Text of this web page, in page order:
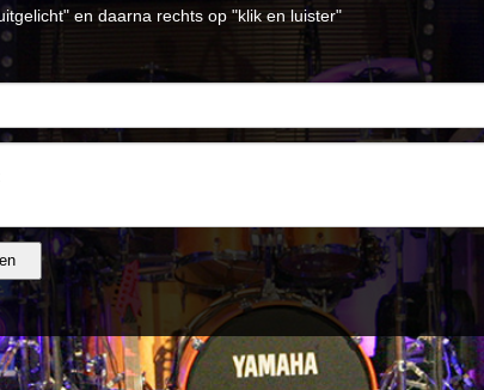
en daarna rechts op "klik en luister"